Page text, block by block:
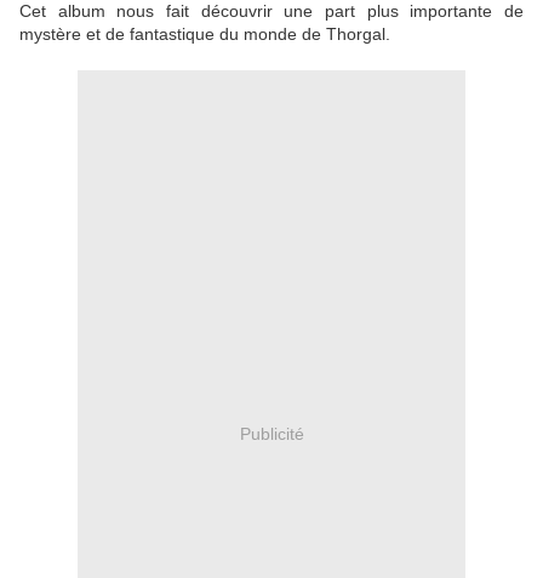
Cet album nous fait découvrir une part plus importante de
mystère et de fantastique du monde de Thorgal.
Publicité